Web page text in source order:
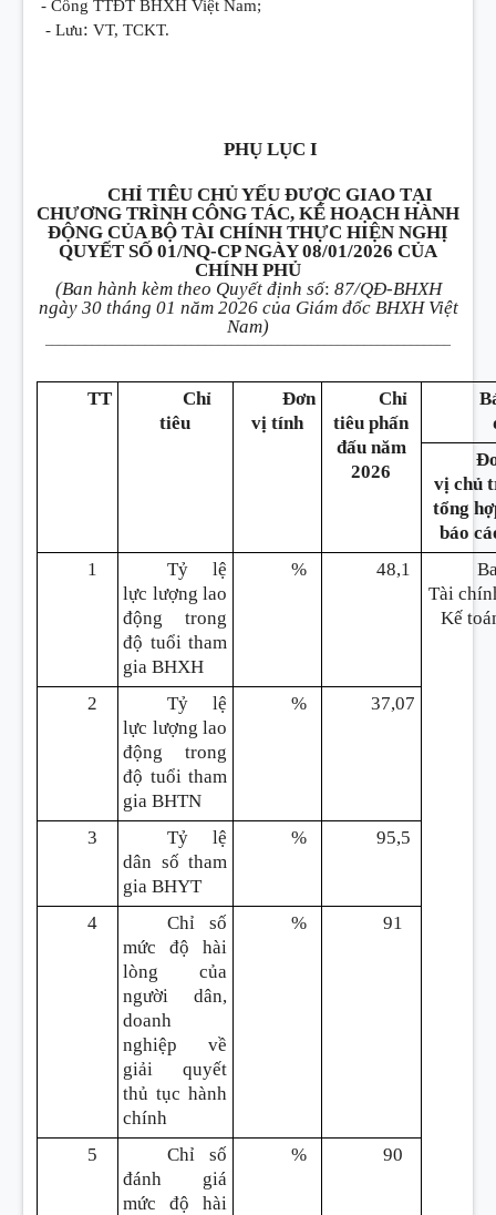
- Cổng TTĐT BHXH Việt Nam;
- Lưu: VT, TCKT.
PHỤ LỤC I
CHỈ TIÊU CHỦ YẾU ĐƯỢC GIAO TẠI
CHƯƠNG TRÌNH CÔNG TÁC, KẾ HOẠCH HÀNH
ĐỘNG CỦA BỘ TÀI CHÍNH THỰC HIỆN NGHỊ
QUYẾT SỐ 01/NQ-CP NGÀY 08/01/2026 CỦA
CHÍNH PHỦ
(Ban hành kèm theo Quyết định số: 87/QĐ-BHXH
ngày 30 tháng 01 năm 2026 của Giám đốc BHXH Việt
Nam)
_________________________
TT
Chỉ
tiêu
Đơn
vị tính
Chỉ
tiêu phấn
đấu năm
2026
vị chủ
tổng
báo
1
Tỷ lệ
lực lượng lao
động trong
độ tuổi tham
gia BHXH
% 48,1
Tài
Kế
2
Tỷ lệ
lực lượng lao
động trong
độ tuổi tham
gia BHTN
% 37,07
3
Tỷ lệ
dân số tham
gia BHYT
% 95,5
4
Chỉ số
mức độ hài
lòng của
người dân,
doanh
nghiệp về
giải quyết
thủ tục hành
chính
% 91
5
Chỉ số
đánh giá
mức độ hài
% 90